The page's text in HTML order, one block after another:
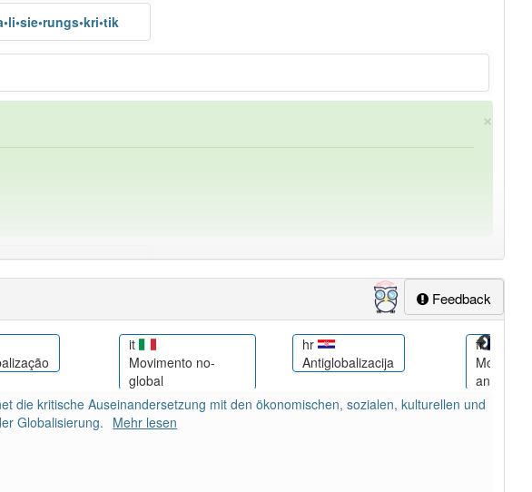
×
aber mit einem anderen Artikel
die: 0
Feedback
it
Movimento no-
global
hr
Antiglobalizacija
fr
die kritische Auseinandersetzung mit den ökonomischen, sozialen, kulturellen und
Globalisierung. Mehr lesen